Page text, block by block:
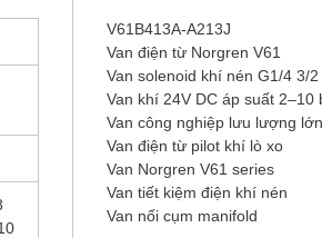
V61B413A-A213J
Van điện từ Norgren V61
Van solenoid khí nén G1/4 3/2
Van khí 24V DC áp suất 2–10
Van công nghiệp lưu lượng lớn
Van điện từ pilot khí lò xo
Van Norgren V61 series
Van tiết kiệm điện khí nén
Van nối cụm manifold